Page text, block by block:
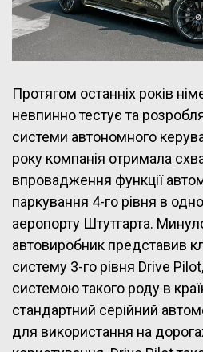
Протягом останніх років
невпинно тестує та
системи автономного
року компанія отримала
впровадження функції
паркування 4-го рівня в
аеропорту Штутгарта.
автовиробник представив
систему 3-го рівня Drive
системою такого роду в
стандартний серійний
для використання на